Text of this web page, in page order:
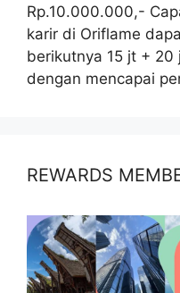
Rp.10.000.000,-
karir di Oriflame
berikutnya 15 jt +
dengan mencapai
REWARDS